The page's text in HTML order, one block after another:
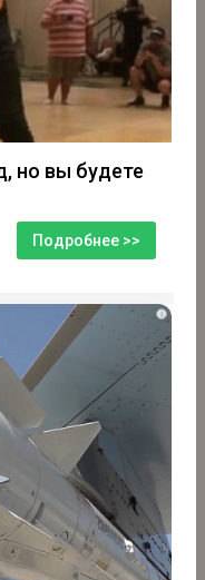
но вы будете
Подробнее >>
i